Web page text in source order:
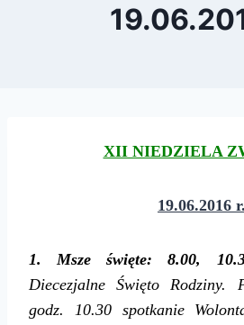
XII NIEDZIELA
19.06.2016 r.
1. Msze święte: 8.00,
Diecezjalne Święto Rodziny.
godz. 10.30 spotkanie